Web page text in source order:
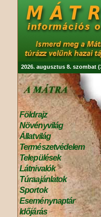
2026. augusztus 8. szombat
Földrajz
Növényvilág
Állatvilág
Természetvédelem
Települések
Látnivalók
Túraajánlatok
Sportok
Eseménynaptár
Időjárás